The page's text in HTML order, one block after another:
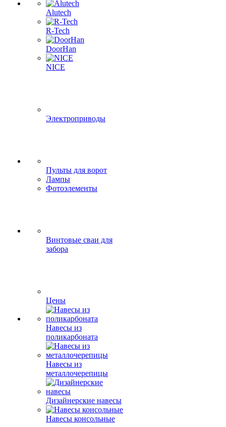
Alutech
R-Tech
DoorHan
NICE
Электроприводы
Пульты для ворот
Лампы
Фотоэлементы
Винтовые сваи для
забора
Цены
Навесы из
поликарбоната
Навесы из
металлочерепицы
Дизайнерские навесы
Навесы консольные